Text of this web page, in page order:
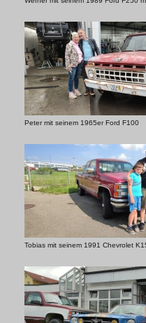
Peter mit seinem 1965er Ford F100
Tobias mit seinem 1991 Chevrolet